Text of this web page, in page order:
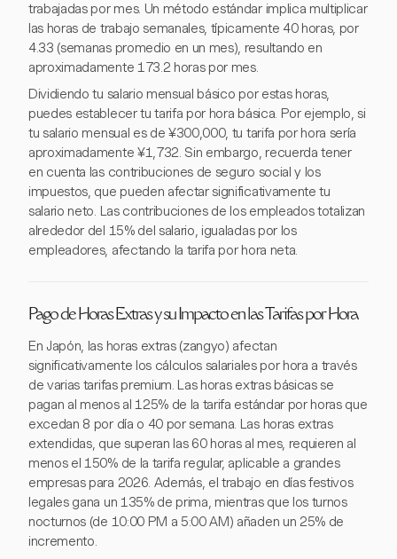
trabajadas por mes. Un método estándar implica multiplicar
las horas de trabajo semanales, típicamente 40 horas, por
4.33 (semanas promedio en un mes), resultando en
aproximadamente 173.2 horas por mes.
Dividiendo tu salario mensual básico por estas horas,
puedes establecer tu tarifa por hora básica. Por ejemplo, si
tu salario mensual es de ¥300,000, tu tarifa por hora sería
aproximadamente ¥1,732. Sin embargo, recuerda tener
en cuenta las contribuciones de seguro social y los
impuestos, que pueden afectar significativamente tu
salario neto. Las contribuciones de los empleados totalizan
alrededor del 15% del salario, igualadas por los
empleadores, afectando la tarifa por hora neta.
Pago de Horas Extras y su Impacto en las Tarifas por Hora
En Japón, las horas extras (zangyo) afectan
significativamente los cálculos salariales por hora a través
de varias tarifas premium. Las horas extras básicas se
pagan al menos al 125% de la tarifa estándar por horas que
excedan 8 por día o 40 por semana. Las horas extras
extendidas, que superan las 60 horas al mes, requieren al
menos el 150% de la tarifa regular, aplicable a grandes
empresas para 2026. Además, el trabajo en días festivos
legales gana un 135% de prima, mientras que los turnos
nocturnos (de 10:00 PM a 5:00 AM) añaden un 25% de
incremento.